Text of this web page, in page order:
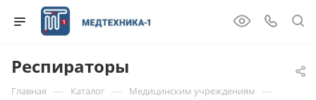
Респираторы
Главная — Каталог — Медицинским учреждениям —